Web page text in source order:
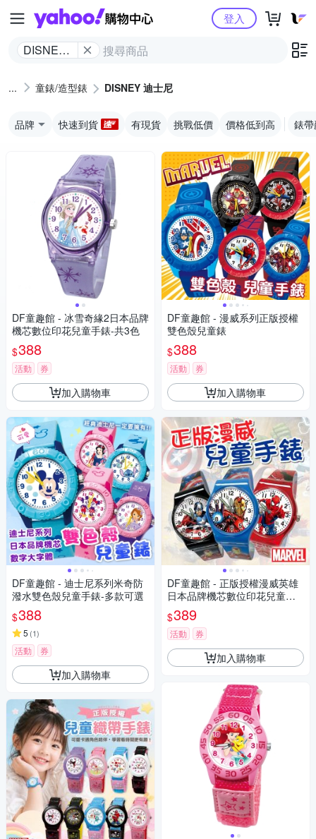
Yahoo購物中心
DISNEY
登入
童錶/造型錶 DISNEY 迪士尼
品牌 快速到貨 有現貨 挑戰低價 價格低到高 錶
DF童趣館 - 冰雪奇緣2日本品牌
機芯數位印花兒童手錶-共3色
$388
活動 券
加入購物車
DF童趣館 - 迪士尼系列米奇防
潑水雙色殼兒童手錶-多款可選
$388
5 (1)
活動 券
加入購物車
DF童趣館 - 漫威系列正版授權
雙色殼兒童錶
$388
活動 券
加入購物車
DF童趣館 - 正版授權漫威英雄
日本品牌機芯數位印花兒童手
錶
$389
活動 券
加入購物車